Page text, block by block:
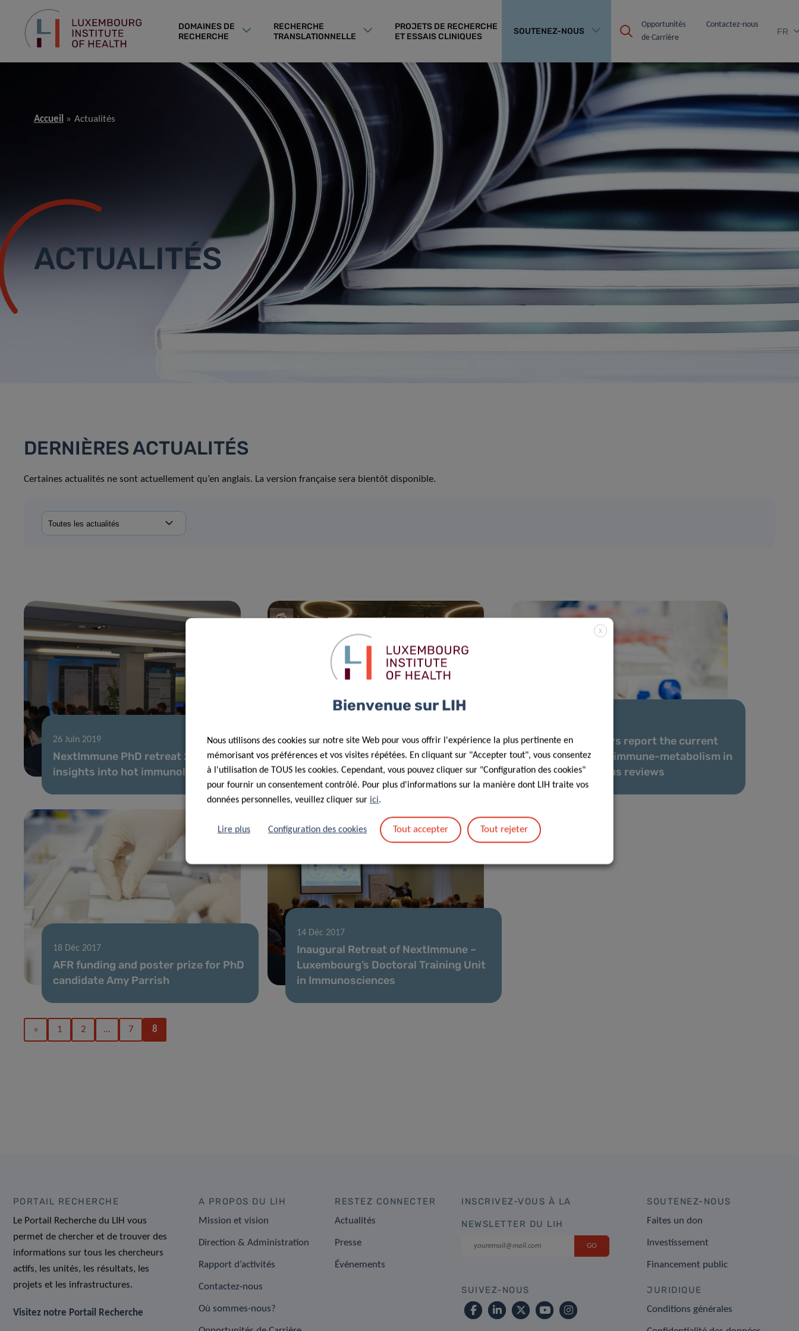
DOMAINES DE
RECHERCHE
RECHERCHE
TRANSLATIONNELLE
PROJETS DE RECHERCHE
ET ESSAIS CLINIQUES
SOUTENEZ-NOUS
Opportunités
de Carrière
Contactez-nous
FR
Accueil Actualités
ACTUALITÉS
DERNIÈRES ACTUALITÉS
Certaines actualités ne sont actuellement qu’en anglais. La version française sera bientôt disponible.
26 Juin 2019
NextImmune PhD retreat 2019:
insights into hot immunology topics
LIH PhD candidate made 39 inspiring
encounters at the 2018 Lindau Nobel
Laureate Meeting
LIH researchers report the current
knowledge on immune-metabolism in
two prestigious reviews
18 Déc 2017
AFR funding and poster prize for PhD
candidate Amy Parrish
14 Déc 2017
Inaugural Retreat of NextImmune –
Luxembourg’s Doctoral Training Unit
in Immunosciences
« 1 2 … 7 8
PORTAIL RECHERCHE
Le Portail Recherche du LIH vous
permet de chercher et de trouver des
informations sur tous les chercheurs
actifs, les unités, les résultats, les
projets et les infrastructures.
Visitez notre Portail Recherche
A PROPOS DU LIH
Mission et vision
Direction & Administration
Rapport d’activités
Contactez-nous
Où sommes-nous?
RESTEZ CONNECTER
Actualités
Presse
Événements
INSCRIVEZ-VOUS À LA
NEWSLETTER DU LIH
SUIVEZ-NOUS
SOUTENEZ-NOUS
Faites un don
Investissement
Financement public
JURIDIQUE
Conditions générales
X
Bienvenue sur LIH
Nous utilisons des cookies sur notre site Web pour vous offrir l'expérience la plus pertinente en
mémorisant vos préférences et vos visites répétées. En cliquant sur "Accepter tout", vous consentez
à l'utilisation de TOUS les cookies. Cependant, vous pouvez cliquer sur "Configuration des cookies"
pour fournir un consentement contrôlé. Pour plus d'informations sur la manière dont LIH traite vos
données personnelles, veuillez cliquer sur ici.
Lire plus Configuration des cookies Tout accepter Tout rejeter